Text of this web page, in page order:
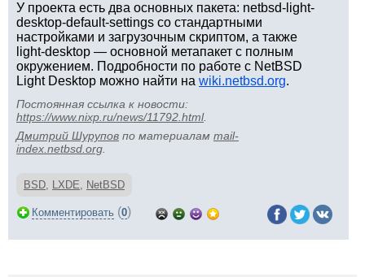
У проекта есть два основных пакета: netbsd-light-
desktop-default-settings со стандартными
настройками и загрузочным скриптом, а также
light-desktop — основной метапакет с полным
окружением. Подробности по работе с NetBSD
Light Desktop можно найти на wiki.netbsd.org.
Постоянная ссылка к новости:
https://www.nixp.ru/news/11792.html.
Дмитрий Шурупов по материалам mail-
index.netbsd.org
BSD, LXDE, NetBSD
Комментировать (0)